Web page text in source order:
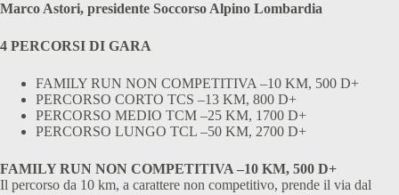
Marco Astori, presidente Soccorso Alpino Lombardia
4 PERCORSI DI GARA
FAMILY RUN NON COMPETITIVA –10 KM, 500 D+
PERCORSO CORTO TCS –13 KM, 800 D+
PERCORSO MEDIO TCM –25 KM, 1700 D+
PERCORSO LUNGO TCL –50 KM, 2700 D+
FAMILY RUN NON COMPETITIVA –10 KM, 500 D+
Il percorso da 10 km, a carattere non competitivo, prende il via dal